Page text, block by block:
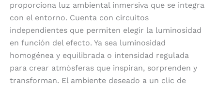
proporciona luz ambiental inmersiva que se integra
con el entorno. Cuenta con circuitos
independientes que permiten elegir la luminosidad
en función del efecto. Ya sea luminosidad
homogénea y equilibrada o intensidad regulada
para crear atmósferas que inspiran, sorprenden y
transforman. El ambiente deseado a un clic de